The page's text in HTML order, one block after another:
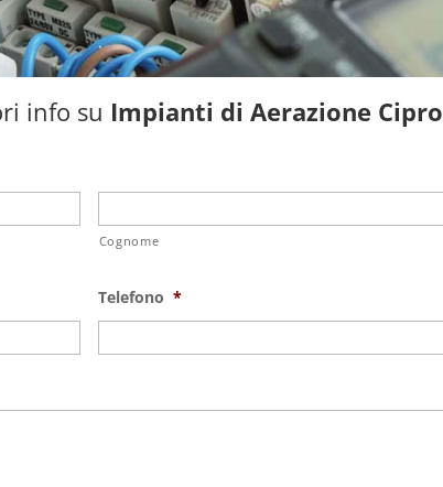
info su Impianti di Aerazione Cipro
Cognome
Telefono *